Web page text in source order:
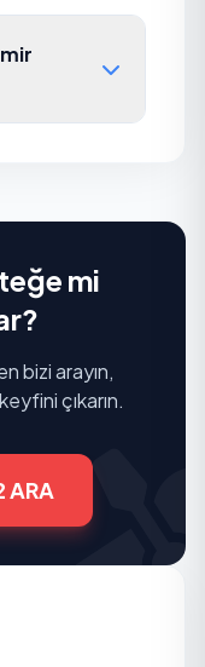
mi
bizi arayın,
çıkarın.